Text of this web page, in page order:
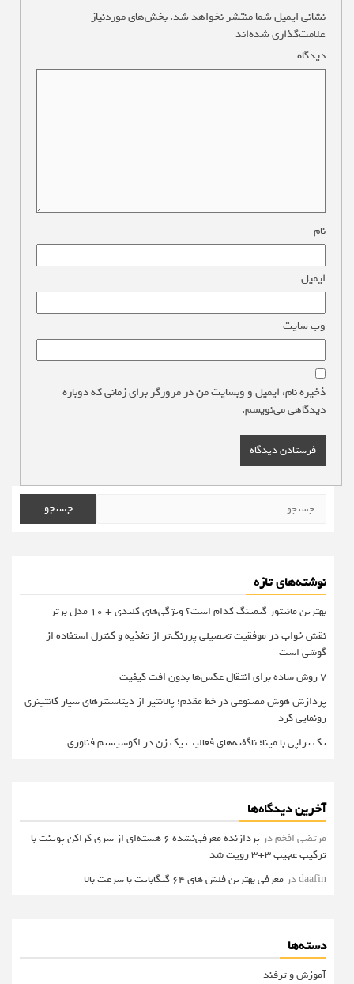
نشانی ایمیل شما منتشر نخواهد شد.بخش‌های موردنیاز
علامت‌گذاری شده‌اند
دیدگاه
نام
ایمیل
وب‌ سایت
ذخیره نام، ایمیل و وبسایت من در مرورگر برای زمانی که دوباره
دیدگاهی می‌نویسم.
برای:
نوشته‌های تازه
بهترین مانیتور گیمینگ کدام است؟ ویژگی‌های کلیدی + 10 مدل برتر
نقش خواب در موفقیت تحصیلی پررنگ‌تر از تغذیه و کنترل استفاده از
گوشی است
۷ روش ساده برای انتقال عکس‌ها بدون افت کیفیت
پردازش هوش مصنوعی در خط مقدم؛ پالانتیر از دیتاسنترهای سیار کانتینری
رونمایی کرد
تک تراپی با مینا؛ ناگفته‌های فعالیت یک زن در اکوسیستم فناوری
آخرین دیدگاه‌ها
مرتضی افخمدر
پردازنده معرفی‌نشده 6 هسته‌ای از سری کراکن پوینت با
ترکیب عجیب 3+3 رویت شد
daafinدر معرفی بهترین فلش های 64 گیگابایت با سرعت بالا
دسته‌ها
آموزش و ترفند